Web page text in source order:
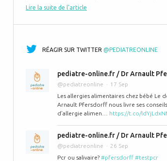
Lire la suite de l'article
RÉAGIR SUR TWITTER @PEDIATREONLINE
pediatre-online.fr / Dr Arnault
@pediatreonline
17 Sep
Les allergies alimentaires chez bébé Le
Arnault Pfersdorff nous livre ses
d’allergie alimen… https://t.co/
pediatre-online.fr / Dr Arnault
@pediatreonline
26 Sep
Pcr ou salivaire? #pfersdorff #testpcr